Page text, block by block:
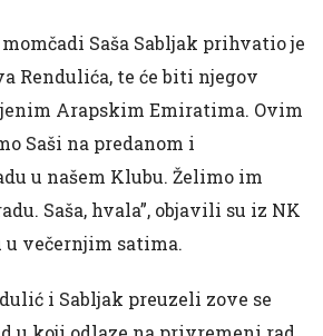
Saša Sabljak prihvatio je
Rendulića, te će biti njegov
Arapskim Emiratima. Ovim
Saši na predanom i
u našem Klubu. Želimo im
Saša, hvala”, objavili su iz NK
večernjim satima.
i Sabljak preuzeli zove se